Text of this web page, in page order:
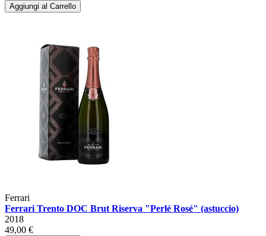
Aggiungi al Carrello
Ferrari
Ferrari Trento DOC Brut Riserva "Perlé Rosé" (astuccio)
2018
49,00 €